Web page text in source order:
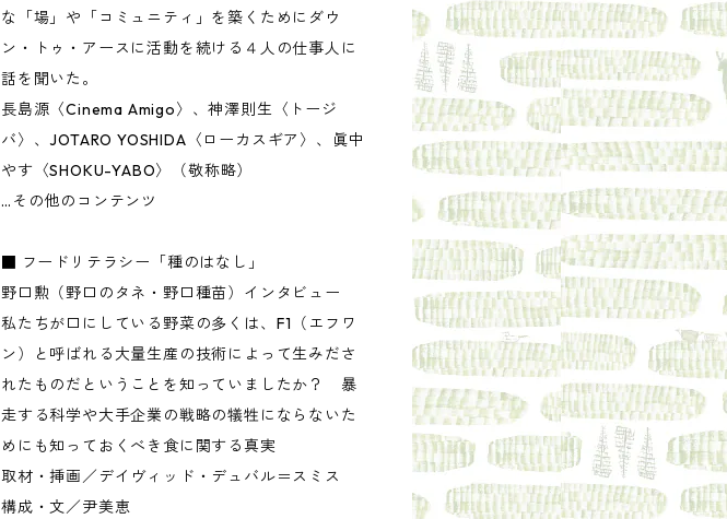
な「場」や「コミュニティ」を築くためにダウ
ン・トゥ・アースに活動を続ける４人の仕事人に
話を聞いた。
長島源〈Cinema Amigo〉、神澤則生〈トージ
バ〉、JOTARO YOSHIDA〈ローカスギア〉、眞中
やす〈SHOKU-YABO〉（敬称略）
…その他のコンテンツ
■ フードリテラシー「種のはなし」
野口勲（野口のタネ・野口種苗）インタビュー
私たちが口にしている野菜の多くは、F1（エフワ
ン）と呼ばれる大量生産の技術によって生みださ
れたものだということを知っていましたか？ 暴
走する科学や大手企業の戦略の犠牲にならないた
めにも知っておくべき食に関する真実
取材・挿画／デイヴィッド・デュバル＝スミス
構成・文／尹美恵